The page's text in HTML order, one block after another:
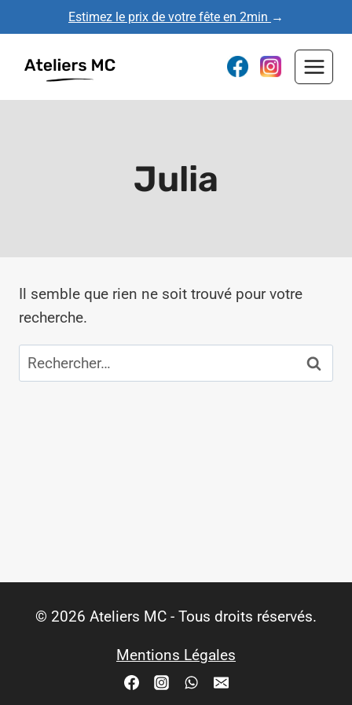
au
contenu
Estimez le prix de votre fête en 2min →
Julia
Il semble que rien ne soit trouvé pour votre
recherche.
Rechercher :
© 2026 Ateliers MC - Tous droits réservés.
Mentions Légales